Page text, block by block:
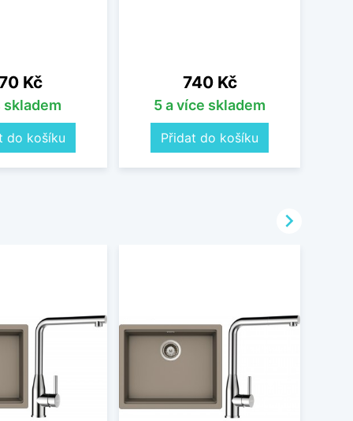
Kč
skladem
do košíku
Cena
740 Kč
5 a více skladem
Přidat do košíku
